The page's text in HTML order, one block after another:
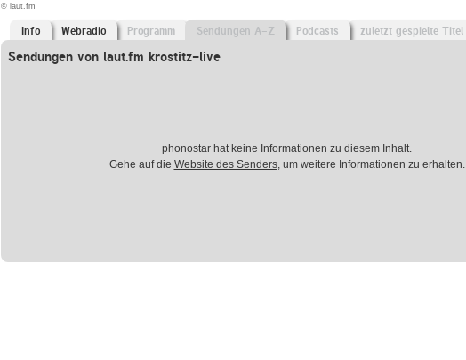
© laut.fm
Info Webradio Programm Sendungen A-Z Podcasts zuletzt gespielte Titel
Sendungen von laut.fm krostitz-live
phonostar hat keine Informationen zu diesem Inhalt.
Gehe auf die Website des Senders, um weitere Informationen zu erhalten.